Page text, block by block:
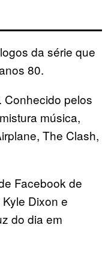
da série que
80.
Conhecido pelos
música,
The Clash,
Facebook de
Dixon e
do dia em